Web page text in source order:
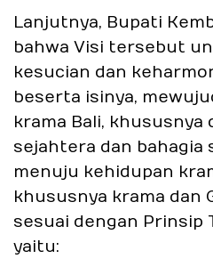
Lanjutnya, Bupati
bahwa Visi tersebut
kesucian dan
beserta isinya,
krama Bali, khususnya
sejahtera dan bahagia
menuju kehidupan
khususnya krama dan
sesuai dengan Prinsip
yaitu: